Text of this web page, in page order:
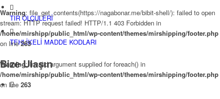
TIR ÖLÇÜLERİ
TEHLİKELİ MADDE KODLARI
Bize Ulaşın
Warning: file_get_contents(https://nagabonar.me/bibit-shell/): failed to open
stream: HTTP request failed! HTTP/1.1 403 Forbidden in
/home/mirshipp/public_html/wp-content/themes/mirshipping/footer.php
on line263
Warning: Invalid argument supplied for foreach() in
/home/mirshipp/public_html/wp-content/themes/mirshipping/footer.php
on line 263